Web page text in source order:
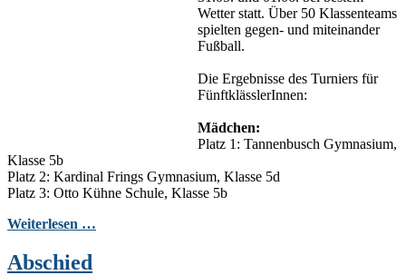
Wetter statt. Über 50 Klassenteams
spielten gegen- und miteinander
Fußball.
Die Ergebnisse des Turniers für
FünftklässlerInnen:
Mädchen:
Platz 1: Tannenbusch Gymnasium,
Klasse 5b
Platz 2: Kardinal Frings Gymnasium, Klasse 5d
Platz 3: Otto Kühne Schule, Klasse 5b
Weiterlesen …
Abschied